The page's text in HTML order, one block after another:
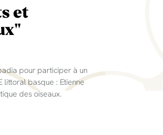
et
pour participer à un
littoral basque : Etienne
des oiseaux.